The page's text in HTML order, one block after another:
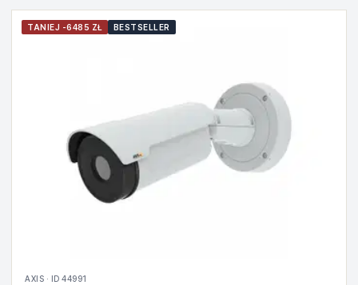
TANIEJ -6485 ZŁ BESTSELLER
AXIS · ID 44991